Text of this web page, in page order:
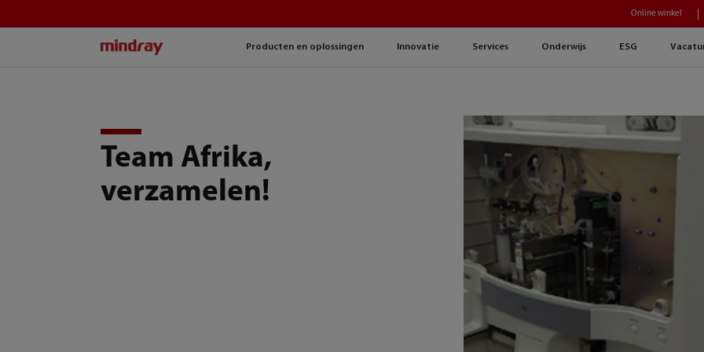
Producten en oplossingen Innovatie Services Onderwijs ESG
Online winkel
Team Afrika,
verzamelen!